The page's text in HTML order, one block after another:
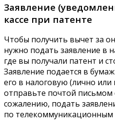
Заявление
кассе при патенте
Чтобы получить вычет за
нужно подать заявление в
где вы получали патент и
Заявление подается в
его в налоговую (лично
отправьте почтой
сожалению, подать
по телекоммуникационным